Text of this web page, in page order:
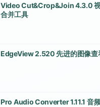
Video Cut&Crop&Join 4.3.0
合并工具
EdgeView 2.520 先进的图像查
Pro Audio Converter 1.11.1 音